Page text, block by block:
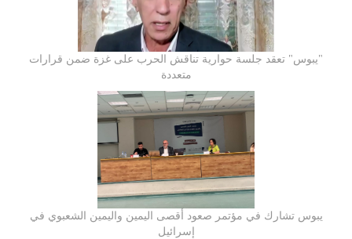
"يبوس" تعقد جلسة حوارية تناقش الحرب على غزة ضمن قرارات
متعددة
يبوس تشارك في مؤتمر صعود أقصى اليمين واليمين الشعبوي في
إسرائيل